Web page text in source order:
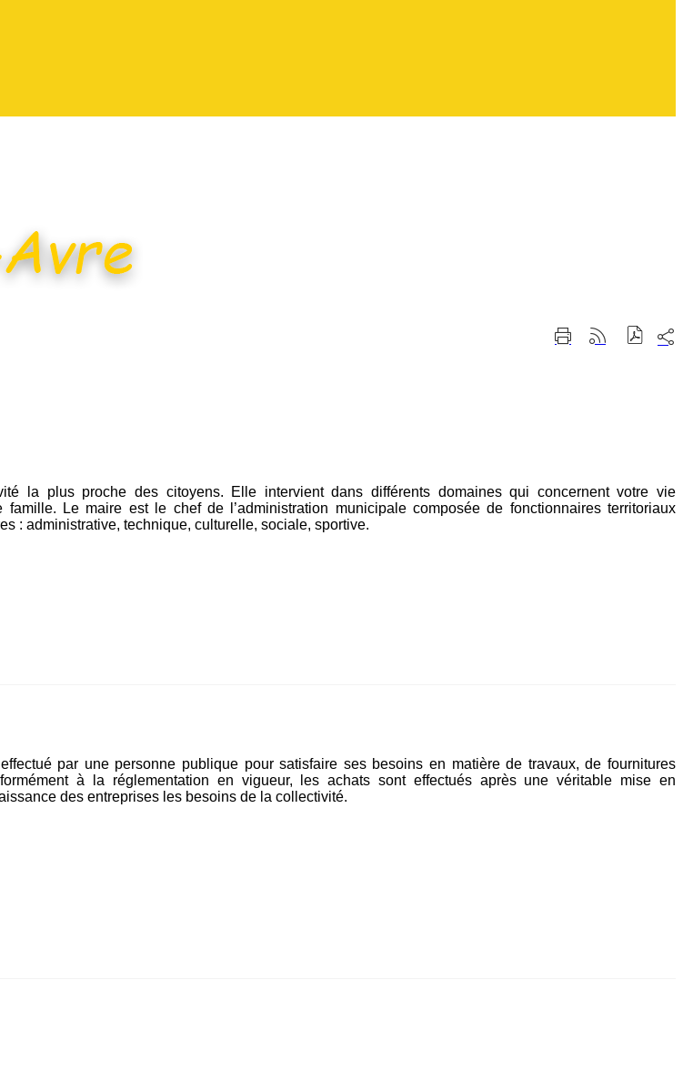
ImprimerGénérer
sur
la plus proche des citoyens. Elle intervient dans différents domaines qui concernent votre vie
Le maire est le chef de l’administration municipale composée de fonctionnaires territoriaux
: administrative, technique, culturelle, sociale, sportive.
par une personne publique pour satisfaire ses besoins en matière de travaux, de fournitures
à la réglementation en vigueur, les achats sont effectués après une véritable mise en
des entreprises les besoins de la collectivité.